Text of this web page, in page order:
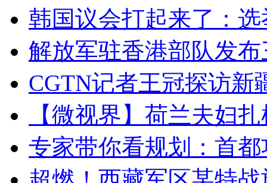
韩国议会打起来了：
解放军驻香港部队发
CGTN记者王冠探访新
【微视界】荷兰夫妇
专家带你看规划：首